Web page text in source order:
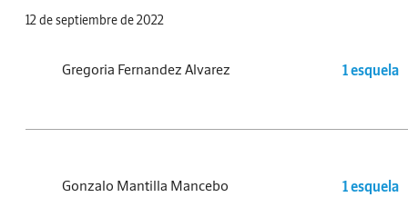
12 de septiembre de 2022
Gregoria Fernandez Alvarez 1 esquela
Gonzalo Mantilla Mancebo 1 esquela